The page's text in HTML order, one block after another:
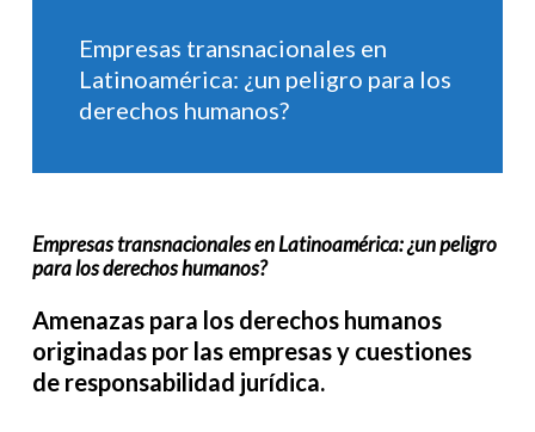
Empresas transnacionales en
Latinoamérica: ¿un peligro para los
derechos humanos?
Empresas transnacionales en Latinoamérica: ¿un peligro
para los derechos humanos?
Amenazas para los derechos humanos
originadas por las empresas y cuestiones
de responsabilidad jurídica.